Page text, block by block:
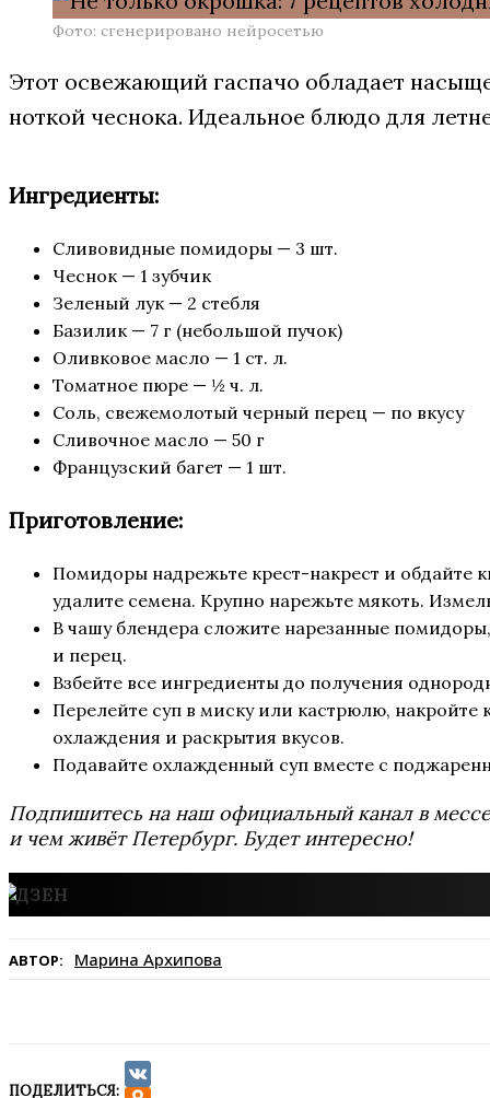
Фото: сгенерировано нейросетью
Этот освежающий гаспачо обладает
ноткой чеснока. Идеальное блюдо для
Ингредиенты:
Сливовидные помидоры — 3 шт.
Чеснок — 1 зубчик
Зеленый лук — 2 стебля
Базилик — 7 г (небольшой пучок)
Оливковое масло — 1 ст. л.
Томатное пюре — ½ ч. л.
Соль, свежемолотый черный перец — по вкусу
Сливочное масло — 50 г
Французский багет — 1 шт.
Приготовление:
Помидоры надрежьте крест-накрест и обдайте
удалите семена. Крупно нарежьте мякоть.
В чашу блендера сложите нарезанные
и перец.
Взбейте все ингредиенты до получения
Перелейте суп в миску или кастрюлю,
охлаждения и раскрытия вкусов.
Подавайте охлажденный суп вместе с
Подпишитесь на наш официальный канал в
и чем живёт Петербург. Будет интересно!
АВТОР: Марина Архипова
ПОДЕЛИТЬСЯ: